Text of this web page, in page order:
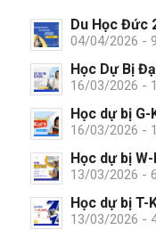
Du Học Đức
04/04/2026 -
Học Dự Bị
16/03/2026 -
Học dự bị
16/03/2026 -
Học dự bị
13/03/2026 -
Học dự bị
13/03/2026 -